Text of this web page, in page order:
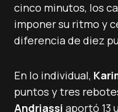
cinco minutos, los
imponer su ritmo y
diferencia de diez
En lo individual,
puntos y tres
Andriassi aportó 13